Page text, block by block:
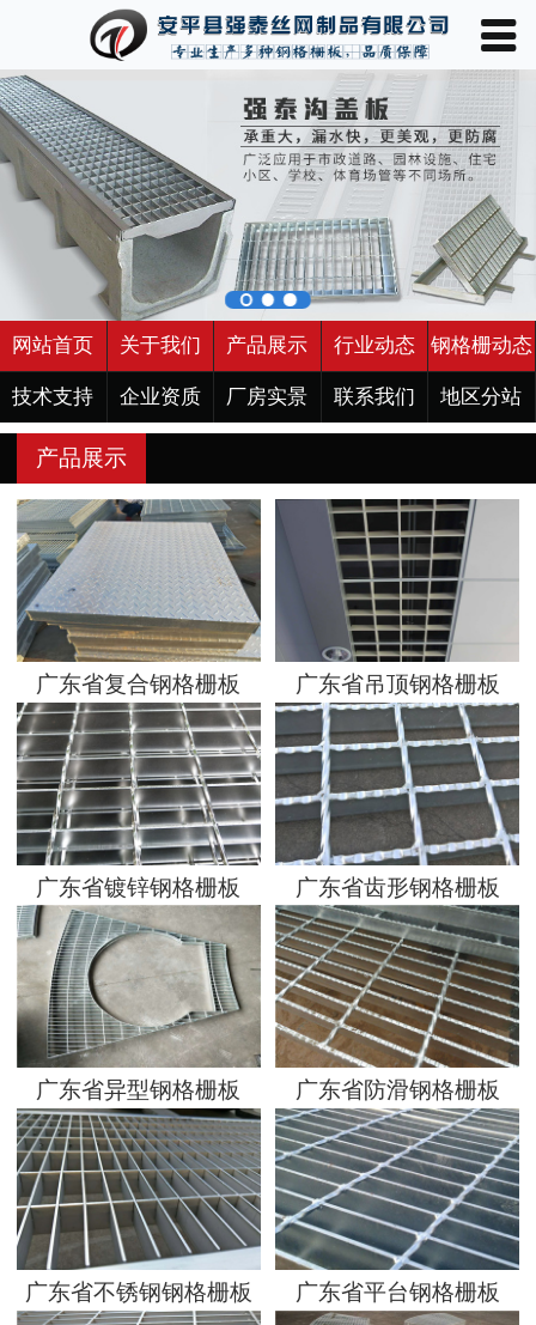
 网站首页
关于我们
产品展示
钢格栅动态
技术支持
企业资质
联系我们
地区分站
󰀥
网站首页 关于我们 产品展示 行业动态 钢格栅动态
技术支持 企业资质 厂房实景 联系我们 地区分站
产品展示
广东省复合钢格栅板 广东省吊顶钢格栅板
广东省镀锌钢格栅板 广东省齿形钢格栅板
广东省异型钢格栅板 广东省防滑钢格栅板
广东省不锈钢钢格栅板 广东省平台钢格栅板